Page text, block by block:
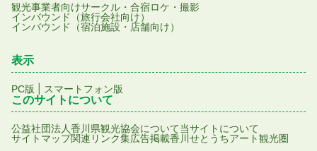
観光事業者向けサークル・合宿ロケ・撮影
インバウンド（旅行会社向け）
インバウンド（宿泊施設・店舗向け）
表示
PC版 スマートフォン版
このサイトについて
公益社団法人香川県観光協会について当サイトについて
サイトマップ関連リンク集広告掲載香川せとうちアート観光圏